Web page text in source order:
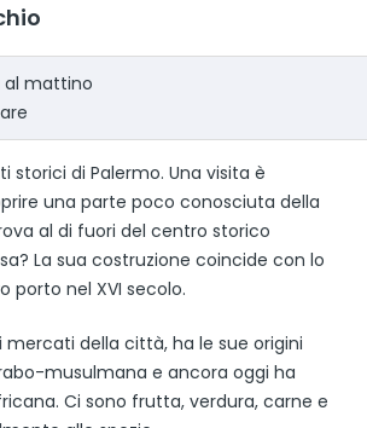
al mattino
storici di Palermo. Una visita è
una parte poco conosciuta della
al di fuori del centro storico
La sua costruzione coincide con lo
porto nel XVI secolo.
della città, ha le sue origini
musulmana e ancora oggi ha
Ci sono frutta, verdura, carne e